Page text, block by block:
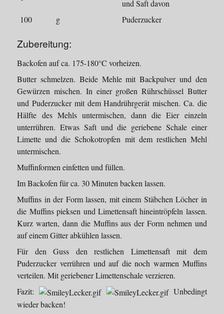
und Saft davon
100
g Puderzucker
Zubereitung:
Backofen auf ca. 175-180°C vorheizen.
Butter schmelzen. Beide Mehle mit Backpulver und den
Gewürzen mischen. In einer großen Rührschüssel Butter
und Puderzucker mit dem Handrührgerät mischen. Ca. die
Hälfte des Mehls untermischen, dann die Eier einzeln
unterrühren. Etwas Saft und die geriebene Schale einer
Limette und die Schokotropfen mit dem restlichen Mehl
untermischen.
Muffinformen einfetten und füllen.
Im Backofen für ca. 30 Minuten backen lassen.
Muffins in der Form lassen, mit einem Stäbchen Löcher in
die Muffins pieksen und Limettensaft hineintröpfeln lassen.
Kurz warten, dann die Muffins aus der Form nehmen und
auf einem Gitter abkühlen lassen.
Für den Guss den restlichen Limettensaft mit dem
Puderzucker verrühren und auf die noch warmen Muffins
verteilen. Mit geriebener Limettenschale verzieren.
Fazit:
Unbedingt
wieder backen!